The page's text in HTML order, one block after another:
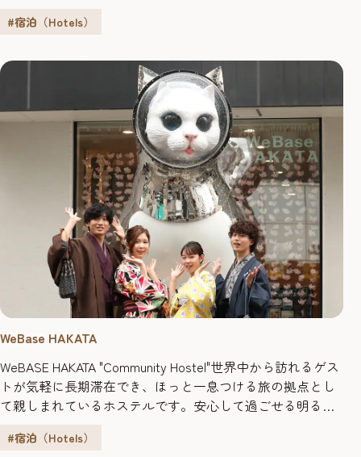
「追い山」を見ることができます。 博多旧市街にかける思
の技に出会えるほか、「博多祇園山笠」や「博多曲物」を
テーマにしたコンセプトルームも...
#宿泊（Hotels）
WeBase HAKATA
WeBASE HAKATA "Community Hostel"世界中から訪れるゲス
トが気軽に長期滞在でき、ほっと一息つける旅の拠点とし
て親しまれているホステルです。安心して過ごせる明るく
間オープンのパブリックスペースがあり、1,500冊超の書籍
#宿泊（Hotels）